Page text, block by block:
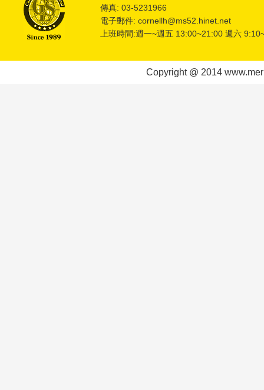
傳真: 03-5231966
電子郵件: cornellh@ms52.hinet.net
上班時間:週一~週五 13:00~21:00 週六
Copyright @ 2014